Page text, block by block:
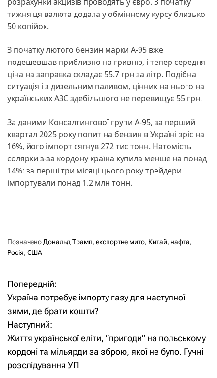
тижня ця валюта додала у обмінному курсу близько
50 копійок.
З початку лютого бензин марки А-95 вже
подешевшав приблизно на гривню, і тепер середня
ціна на заправка складає 55.7 грн за літр. Подібна
ситуація і з дизельним паливом, цінник на нього на
українських АЗС здебільшого не перевищує 55 грн.
За даними Консалтингової групи А-95, за перший
квартал 2025 року попит на бензин в Україні зріс на
16%, його імпорт сягнув 272 тис тонн. Натомість
солярки з-за кордону країна купила менше на понад
14%: за перші три місяці цього року трейдери
імпортували понад 1.2 млн тонн.
Позначено Дональд Трамп, експортне мито, Китай, нафта,
Росія, США
Н
а
в
і
г
Попередній:
Україна потребує імпорту газу для наступної
зими, де брати кошти?
Наступний:
Життя української еліти, ”пригоди” на польському
кордоні та мільярди за зброю, якої не було. Гучні
розслідування УП